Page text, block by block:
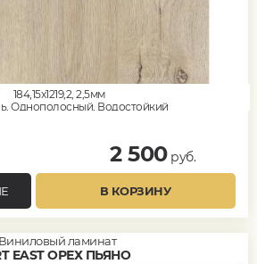
184,15x1219,2, 2,5мм
Однополосный, Водостойкий
2 500руб.
В КОРЗИНУ
Виниловый ламинат
EAST ОРЕХ ПЬЯНО